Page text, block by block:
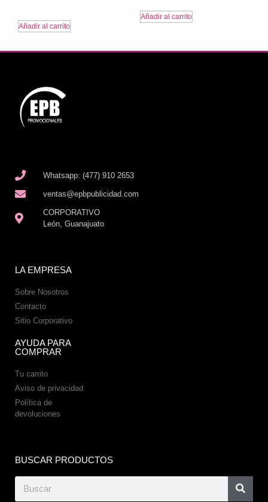
Añadir al carrito
Añadir al carrito
Whatsapp: (477) 910 2653
ventas@epbpublicidad.com
CORPORATIVO
León, Guanajuato
LA EMPRESA
Sobre Nosotros
Contacto
Sitio Corporativo
AYUDA PARA
COMPRAR
Tu carrito
Aviso de privacidad
Política de
devoluciones
BUSCAR PRODUCTOS